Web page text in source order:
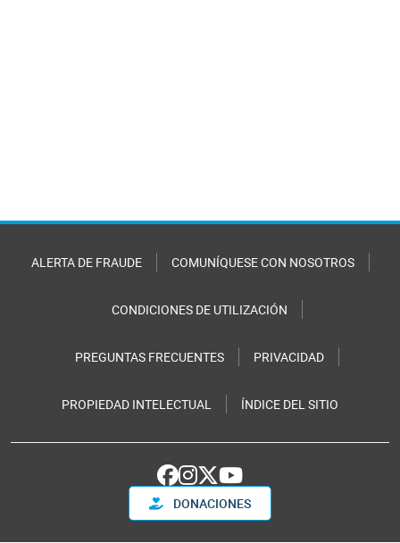
ALERTA DE FRAUDE COMUNÍQUESE CON NOSOTROS
CONDICIONES DE UTILIZACIÓN
PREGUNTAS FRECUENTES PRIVACIDAD
PROPIEDAD INTELECTUAL ÍNDICE DEL SITIO
DONACIONES